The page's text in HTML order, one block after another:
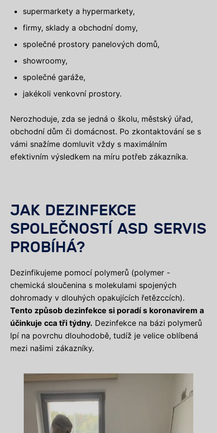
supermarkety a hypermarkety,
firmy, sklady a obchodní domy,
společné prostory panelových domů,
showroomy,
společné garáže,
jakékoli venkovní prostory.
Nerozhoduje, zda se jedná o školu, městský úřad,
obchodní dům či domácnost. Po zkontaktování se s
vámi snažíme domluvit vždy s maximálním
efektivním výsledkem na míru potřeb zákazníka.
JAK DEZINFEKCE
SPOLEČNOSTÍ ASD SERVIS
PROBÍHÁ?
Dezinfikujeme pomocí polymerů (polymer -
chemická sloučenina s molekulami spojených
dohromady v dlouhých opakujících řetězccích).
Tento způsob dezinfekce si poradí s koronavirem a
účinkuje cca tři týdny. Dezinfekce na bázi polymerů
lpí na povrchu dlouhodobě, tudíž je velice oblíbená
mezi našimi zákazníky.